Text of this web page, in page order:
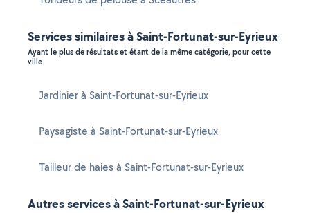
Services similaires à Saint-Fortunat-sur-Eyrieux
Ayant le plus de résultats et étant de la même catégorie, pour cette
ville
Jardinier à Saint-Fortunat-sur-Eyrieux
Paysagiste à Saint-Fortunat-sur-Eyrieux
Tailleur de haies à Saint-Fortunat-sur-Eyrieux
Autres services à Saint-Fortunat-sur-Eyrieux